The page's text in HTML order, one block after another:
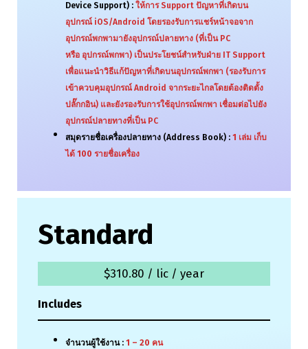
Device Support) : ให้การ Support ปัญหาที่เกิดบน
อุปกรณ์ iOS/Android โดยรองรับการแชร์หน้าจอจาก
อุปกรณ์พกพามายังอุปกรณ์ปลายทาง (ที่เป็น PC
หรือ อุปกรณ์พกพา) เป็นประโยชน์สำหรับฝ่าย IT Support
เพื่อแนะนำวิธีแก้ปัญหาที่เกิดบนอุปกรณ์พกพา (รองรับการ
เข้าควบคุมอุปกรณ์ Android จากระยะไกลโดยต้องติดตั้ง
ปลั๊กกอิน) และยังรองรับการใช้อุปกรณ์พกพา เชื่อมต่อไปยัง
อุปกรณ์ปลายทางที่เป็น PC
สมุดรายชื่อเครื่องปลายทาง (Address Book) : 1 เล่ม เก็บ
ได้ 100 รายชื่อเครื่อง
Standard
$310.80 / lic / year
Includes
จำนวนผู้ใช้งาน : 1 – 20 คน